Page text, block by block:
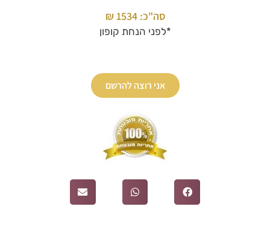
סה"כ: 1534 ₪
*לפני הנחת קופון
אני רוצה להרשם